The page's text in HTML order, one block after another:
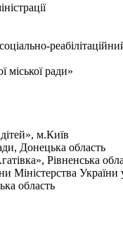
міської ради»
м.Київ
Донецька область
Рівненська
України
область